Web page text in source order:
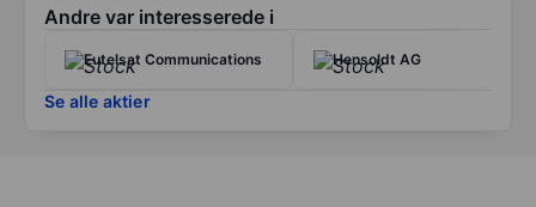
Andre var interesserede i
Eutelsat Communications Hensoldt AG
Se alle aktier